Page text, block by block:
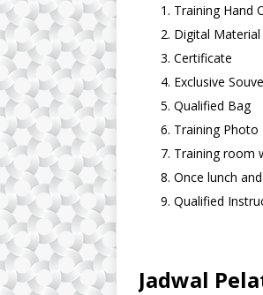
Training Hand
Digital Material
Certificate
Exclusive
Qualified Bag
Training Photo
Training room
Once lunch
Qualified
Jadwal